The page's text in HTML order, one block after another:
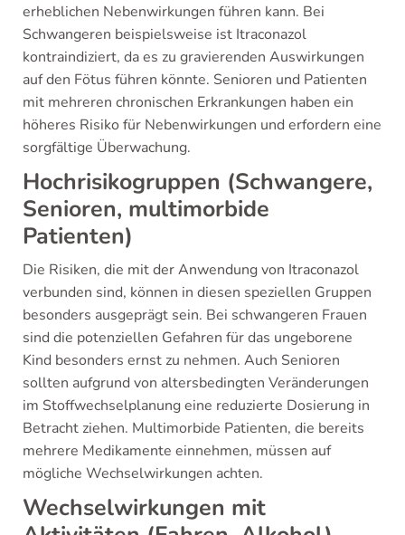
erheblichen Nebenwirkungen führen kann. Bei
Schwangeren beispielsweise ist Itraconazol
kontraindiziert, da es zu gravierenden Auswirkungen
auf den Fötus führen könnte. Senioren und Patienten
mit mehreren chronischen Erkrankungen haben ein
höheres Risiko für Nebenwirkungen und erfordern eine
sorgfältige Überwachung.
Hochrisikogruppen (Schwangere,
Senioren, multimorbide
Patienten)
Die Risiken, die mit der Anwendung von Itraconazol
verbunden sind, können in diesen speziellen Gruppen
besonders ausgeprägt sein. Bei schwangeren Frauen
sind die potenziellen Gefahren für das ungeborene
Kind besonders ernst zu nehmen. Auch Senioren
sollten aufgrund von altersbedingten Veränderungen
im Stoffwechselplanung eine reduzierte Dosierung in
Betracht ziehen. Multimorbide Patienten, die bereits
mehrere Medikamente einnehmen, müssen auf
mögliche Wechselwirkungen achten.
Wechselwirkungen mit